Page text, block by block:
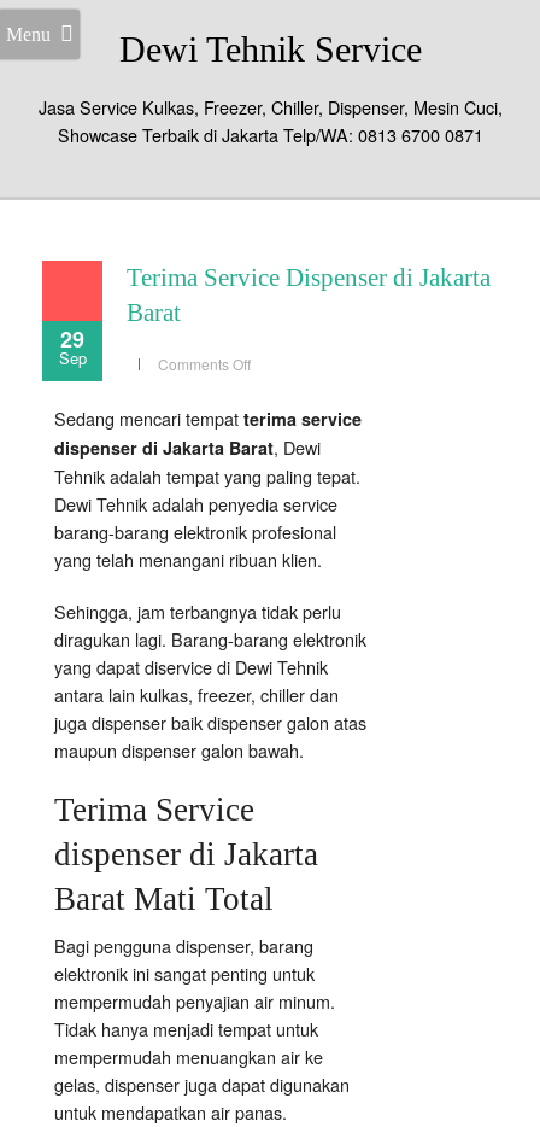
Menu Dewi Tehnik Service
Jasa Service Kulkas, Freezer, Chiller, Dispenser, Mesin Cuci,
Showcase Terbaik di Jakarta Telp/WA: 0813 6700 0871
29
Sep
Terima Service Dispenser di Jakarta
Barat
Comments Offon
di
Barat
Sedang mencari tempat terima service
dispenser di Jakarta Barat, Dewi
Tehnik adalah tempat yang paling tepat.
Dewi Tehnik adalah penyedia service
barang-barang elektronik profesional
yang telah menangani ribuan klien.
Sehingga, jam terbangnya tidak perlu
diragukan lagi. Barang-barang elektronik
yang dapat diservice di Dewi Tehnik
antara lain kulkas, freezer, chiller dan
juga dispenser baik dispenser galon atas
maupun dispenser galon bawah.
Terima Service
dispenser di Jakarta
Barat Mati Total
Bagi pengguna dispenser, barang
elektronik ini sangat penting untuk
mempermudah penyajian air minum.
Tidak hanya menjadi tempat untuk
mempermudah menuangkan air ke
gelas, dispenser juga dapat digunakan
untuk mendapatkan air panas.